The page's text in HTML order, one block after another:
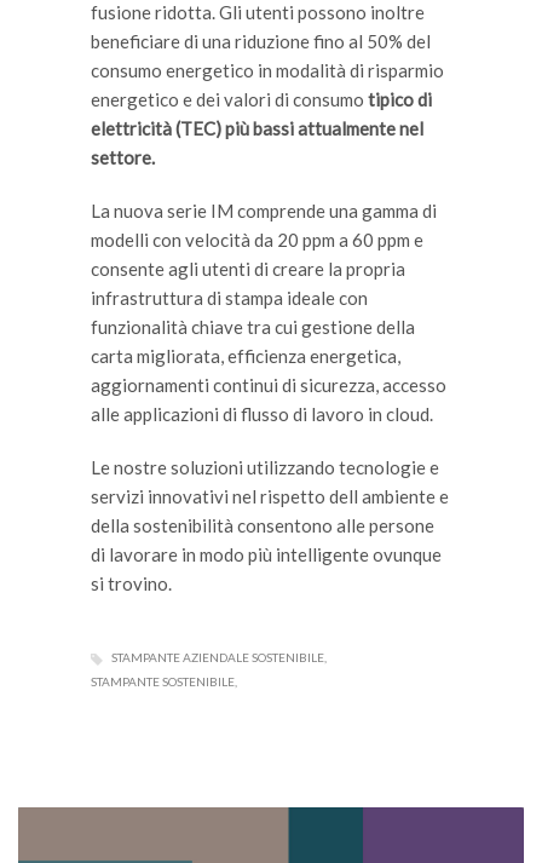
fusione ridotta. Gli utenti possono inoltre
beneficiare di una riduzione fino al 50% del
consumo energetico in modalità di risparmio
energetico e dei valori di consumo tipico di
elettricità (TEC) più bassi attualmente nel
settore.
La nuova serie IM comprende una gamma di
modelli con velocità da 20 ppm a 60 ppm e
consente agli utenti di creare la propria
infrastruttura di stampa ideale con
funzionalità chiave tra cui gestione della
carta migliorata, efficienza energetica,
aggiornamenti continui di sicurezza, accesso
alle applicazioni di flusso di lavoro in cloud.
Le nostre soluzioni utilizzando tecnologie e
servizi innovativi nel rispetto dell ambiente e
della sostenibilità consentono alle persone
di lavorare in modo più intelligente ovunque
si trovino.
STAMPANTE AZIENDALE SOSTENIBILE
STAMPANTE SOSTENIBILE